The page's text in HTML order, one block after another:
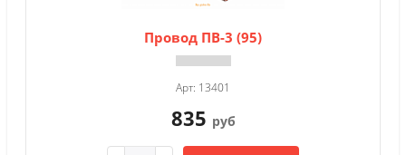
Провод ПВ-3 (95)
Арт: 13401
835 руб